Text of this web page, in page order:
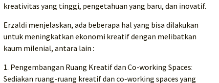
kreativitas yang tinggi, pengetahuan yang baru, dan inovatif.
Erzaldi menjelaskan, ada beberapa hal yang bisa dilakukan
untuk meningkatkan ekonomi kreatif dengan melibatkan
kaum milenial, antara lain :
1. Pengembangan Ruang Kreatif dan Co-working Spaces:
Sediakan ruang-ruang kreatif dan co-working spaces yang